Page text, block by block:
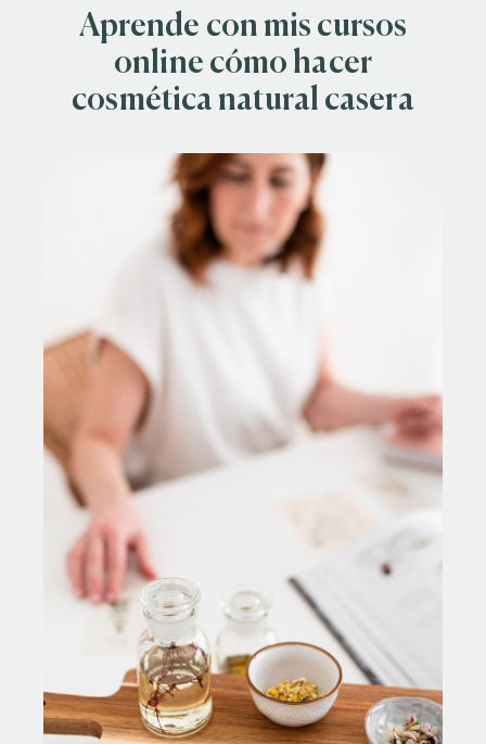
Aprende con mis cursos
online cómo hacer
cosmética natural casera